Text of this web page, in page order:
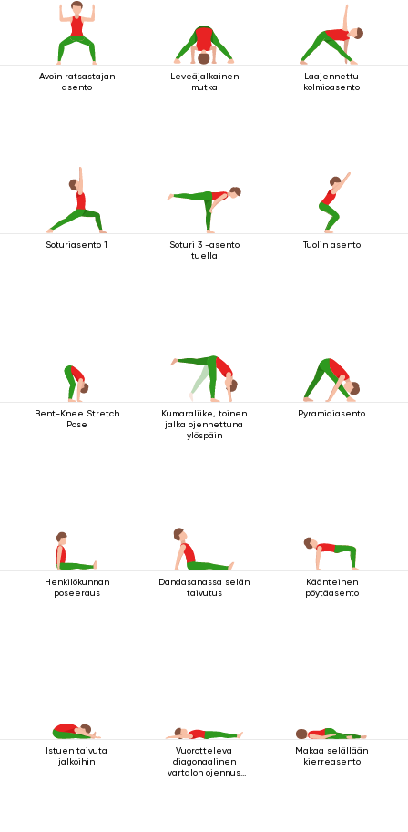
Avoin ratsastajan
asento
Leveäjalkainen
mutka
Laajennettu
kolmioasento
Soturiasento 1
Soturi 3 -asento
tuella
Tuolin asento
Bent-Knee Stretch
Pose
Kumaraliike, toinen
jalka ojennettuna
ylöspäin
Pyramidiasento
Henkilökunnan
poseeraus
Dandasanassa selän
taivutus
Käänteinen
pöytäasento
Istuen taivuta
jalkoihin
Vuorotteleva
diagonaalinen
vartalon ojennus
Makaa selällään
kierreasento